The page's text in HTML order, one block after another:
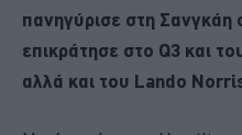
πανηγύρισε στη
επικράτησε στο Q3 και
αλλά και του Lando